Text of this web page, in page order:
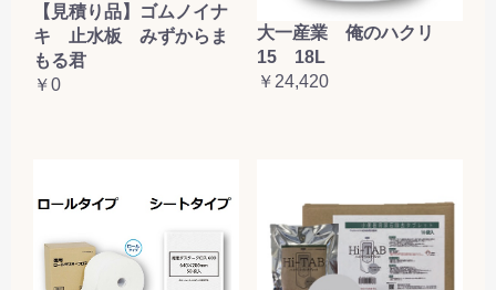
【見積り品】ゴムノイナ
キ 止水板 みずからま
もる君
￥0
大一産業 俺のハクリ
15 18L
￥24,420